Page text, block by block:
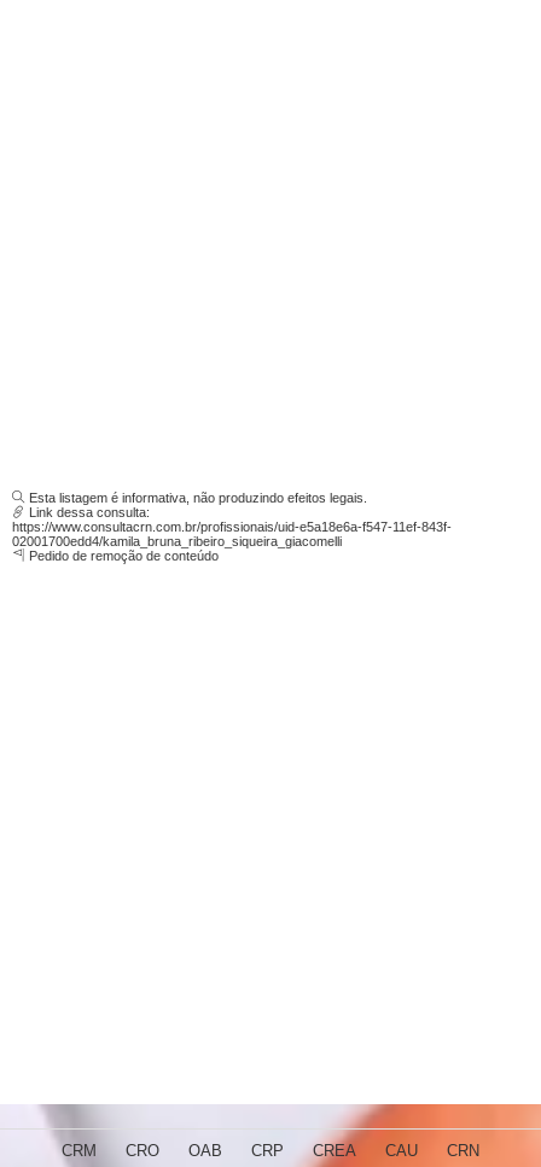
Esta listagem é informativa, não produzindo efeitos legais.
Link dessa consulta:
https://www.consultacrn.com.br/profissionais/uid-e5a18e6a-f547-11ef-843f-
02001700edd4/kamila_bruna_ribeiro_siqueira_giacomelli
Pedido de remoção de conteúdo
CRM CRO OAB CRP CREA CAU CRN